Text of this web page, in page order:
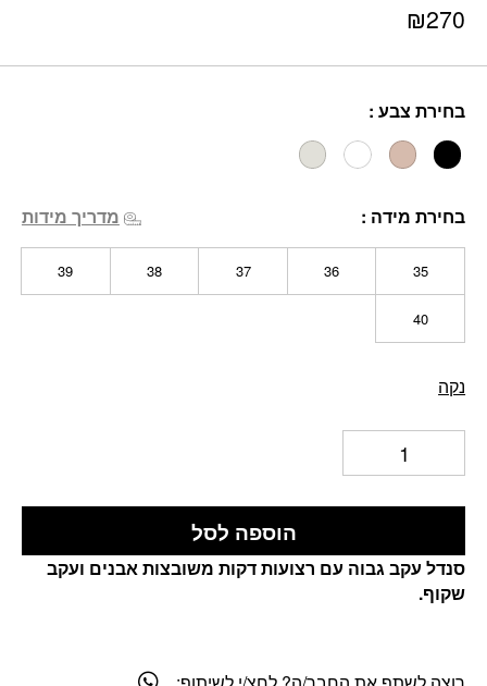
₪270
בחירת צבע
בחירת מידה מדריך מידות
35
36
37
38
39
40
נקה
הוספה לסל
סנדל עקב גבוה עם רצועות דקות משובצות אבנים ועקב
שקוף.